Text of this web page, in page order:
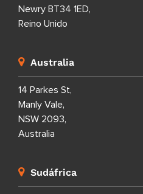
Newry BT34 1ED,
Reino Unido
Australia
14 Parkes St,
Manly Vale,
NSW 2093,
Australia
Sudáfrica